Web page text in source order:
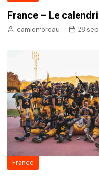
France – Le
damienforeau 28
France